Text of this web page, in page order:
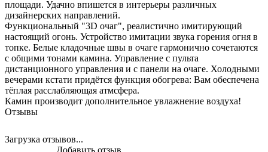
площади. Удачно впишется в интерьеры различных
дизайнерских направлений.
Функциональный "3D очаг", реалистично имитирующий
настоящий огонь. Устройство имитации звука горения огня в
топке. Белые кладочные швы в очаге гармонично сочетаются
с общими тонами камина. Управление с пульта
дистанционного управления и с панели на очаге. Холодными
вечерами кстати придётся функция обогрева: Вам обеспечена
тёплая расслабляющая атмсфера.
Камин производит дополнительное увлажнение воздуха!
Отзывы
Загрузка отзывов...